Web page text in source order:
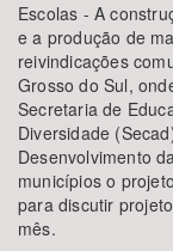
Escolas - A
e a produção de
reivindicações
Grosso do Sul,
Secretaria de
Diversidade
Desenvolvimento
municípios o
para discutir
mês.